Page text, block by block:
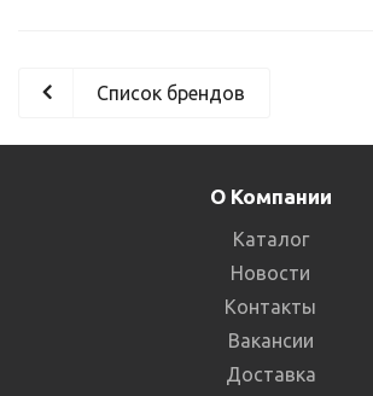
Список брендов
О Компании
Каталог
Новости
Контакты
Вакансии
Доставка